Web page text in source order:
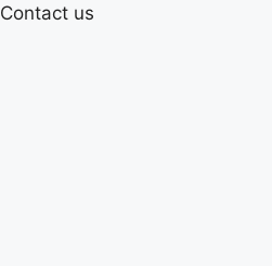
Contact us